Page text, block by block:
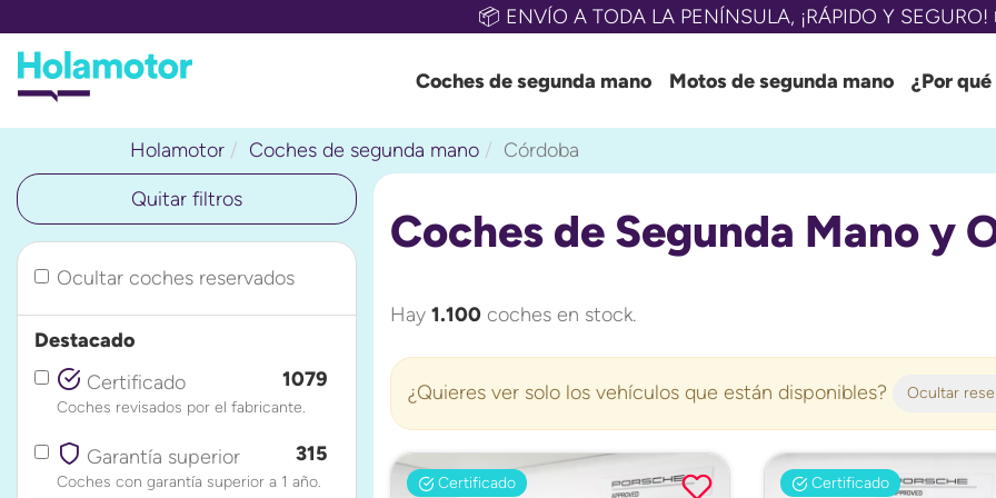
📦 ENVÍO A TODA LA PENÍNSULA, ¡RÁPIDO Y SEGURO!
Coches de segunda mano Motos de segunda mano ¿Por
Holamotor Coches de segunda mano Córdoba
Coches de Segunda Mano y
Hay 1.100 coches en stock.
¿Quieres ver solo los vehículos que están disponibles? Ocultar
Certificado Certificado
Quitar filtros
Ocultar coches reservados
Destacado
Certificado
1079
Coches revisados por el fabricante.
Garantía superior 315
Coches con garantía superior a 1 año.